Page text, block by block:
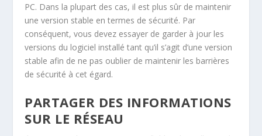
PC. Dans la plupart des cas, il est plus sûr de maintenir
une version stable en termes de sécurité. Par
conséquent, vous devez essayer de garder à jour les
versions du logiciel installé tant qu’il s’agit d’une version
stable afin de ne pas oublier de maintenir les barrières
de sécurité à cet égard.
​PARTAGER DES INFORMATIONS
SUR LE RÉSEAU